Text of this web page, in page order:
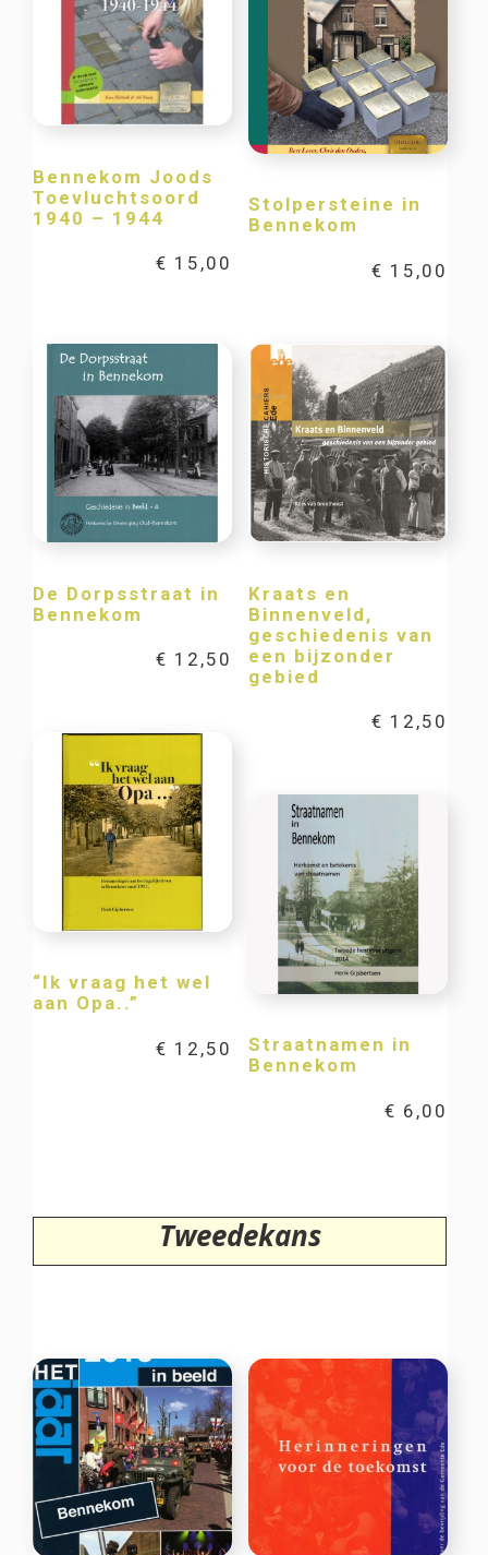
Bennekom Joods
Toevluchtsoord
1940 – 1944
€ 15,00
Stolpersteine in
Bennekom
€ 15,00
De Dorpsstraat in
Bennekom
€ 12,50
Kraats en
Binnenveld,
geschiedenis van
een bijzonder
gebied
€ 12,50
“Ik vraag het wel
aan Opa..”
€ 12,50
Straatnamen in
Bennekom
€ 6,00
Tweedekans